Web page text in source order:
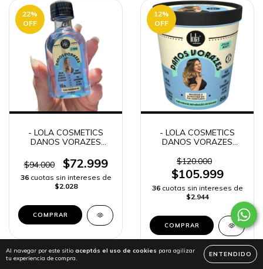
Al navegar por este sitio aceptás el uso de cookies para agilizar
tu experiencia de compra.
ENTENDIDO
22%
OFF
- LOLA COSMETICS
DANOS VORAZES
$94.000
$72.999
36 cuotas sin intereses de
$2.028
COMPRAR
12%
OFF
- LOLA COSMETICS
DANOS VORAZES
$120.000
$105.999
36 cuotas sin intereses de
$2.944
COMPRAR